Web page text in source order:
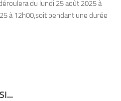
du lundi 25 août 2025 à
à 12h00,soit pendant une durée